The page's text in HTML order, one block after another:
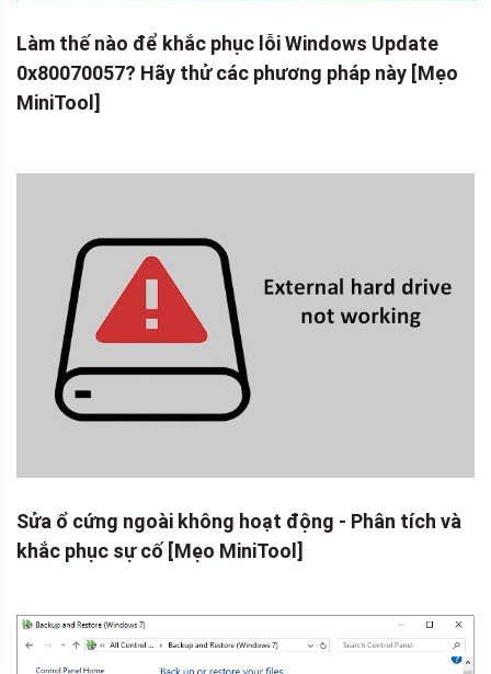
Làm thế nào để khắc phục lỗi Windows Update
0x80070057? Hãy thử các phương pháp này [Mẹo
MiniTool]
Sửa ổ cứng ngoài không hoạt động - Phân tích và
khắc phục sự cố [Mẹo MiniTool]